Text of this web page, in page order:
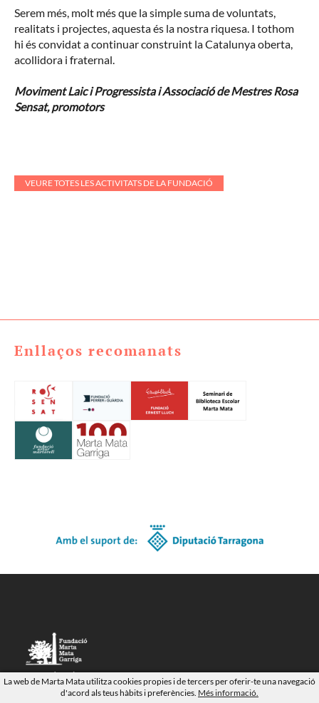
La web de Marta Mata utilitza cookies propies i de tercers per oferir-te una navegació
d'acord als teus hàbits i preferències. Més informació.
Serem més, molt més que la simple suma de voluntats,
realitats i projectes, aquesta és la nostra riquesa. I tothom
hi és convidat a continuar construint la Catalunya oberta,
acollidora i fraternal.
Moviment Laic i Progressista i Associació de Mestres Rosa
Sensat, promotors
VEURE TOTES LES ACTIVITATS DE LA FUNDACIÓ
Enllaços recomanats
Carrer de Dalt, 6
43711 Saifores (Banyeres del Penedès)
Tarragona